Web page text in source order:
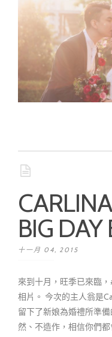
BIG DAY
十一月 04, 2015
來到十月，旺季已來臨
相片。 今次的主人翁是
留下了新娘為婚禮所準
然、不造作，相信你們